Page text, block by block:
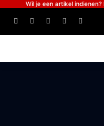
Wil je een artikel